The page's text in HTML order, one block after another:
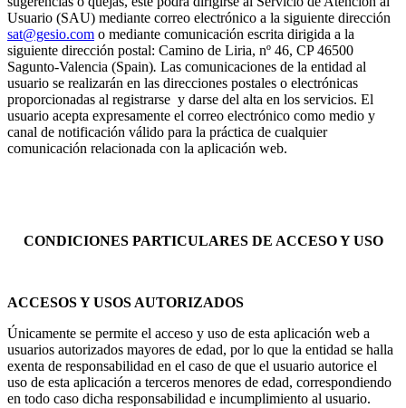
Usuario (SAU) mediante correo electrónico a la siguiente dirección
sat@gesio.com o mediante comunicación escrita dirigida a la
siguiente dirección postal: Camino de Liria, nº 46, CP 46500
Sagunto-Valencia (Spain). Las comunicaciones de la entidad al
usuario se realizarán en las direcciones postales o electrónicas
proporcionadas al registrarse y darse del alta en los servicios. El
usuario acepta expresamente el correo electrónico como medio y
canal de notificación válido para la práctica de cualquier
comunicación relacionada con la aplicación web.
CONDICIONES PARTICULARES DE ACCESO Y USO
ACCESOS Y USOS AUTORIZADOS
Únicamente se permite el acceso y uso de esta aplicación web a
usuarios autorizados mayores de edad, por lo que la entidad se halla
exenta de responsabilidad en el caso de que el usuario autorice el
uso de esta aplicación a terceros menores de edad, correspondiendo
en todo caso dicha responsabilidad e incumplimiento al usuario.